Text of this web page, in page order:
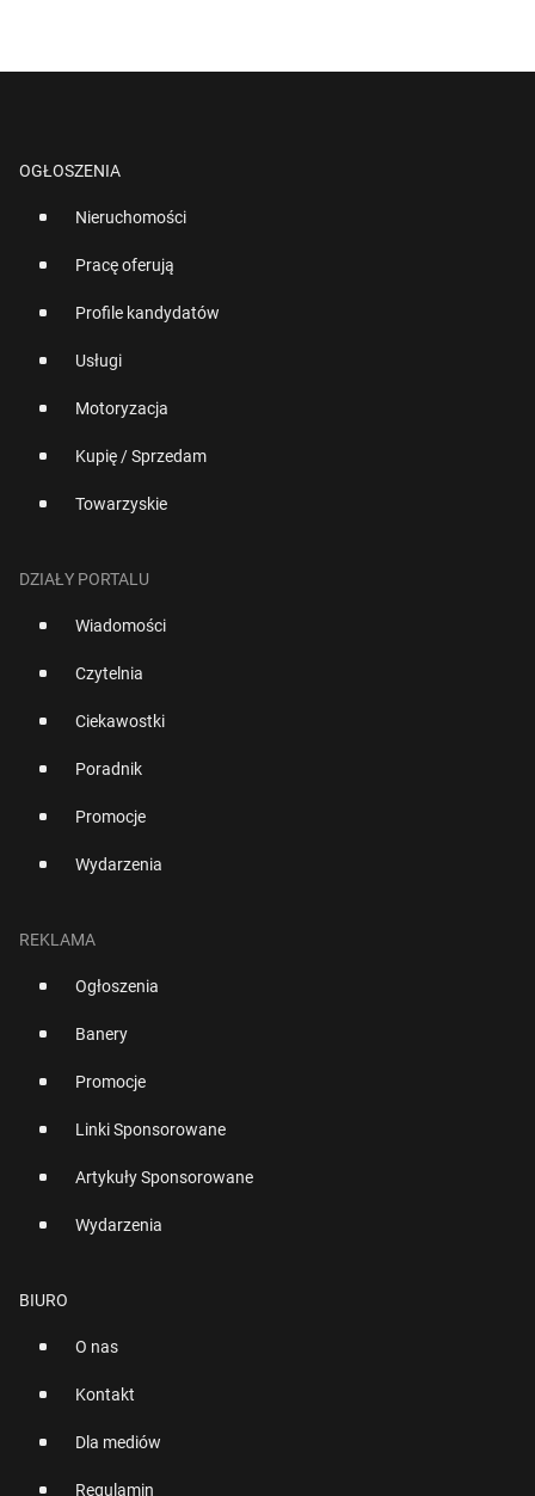
OGŁOSZENIA
Nieruchomości
Pracę oferują
Profile kandydatów
Usługi
Motoryzacja
Kupię / Sprzedam
Towarzyskie
DZIAŁY PORTALU
Wiadomości
Czytelnia
Ciekawostki
Poradnik
Promocje
Wydarzenia
REKLAMA
Ogłoszenia
Banery
Promocje
Linki Sponsorowane
Artykuły Sponsorowane
Wydarzenia
BIURO
O nas
Kontakt
Dla mediów
Regulamin